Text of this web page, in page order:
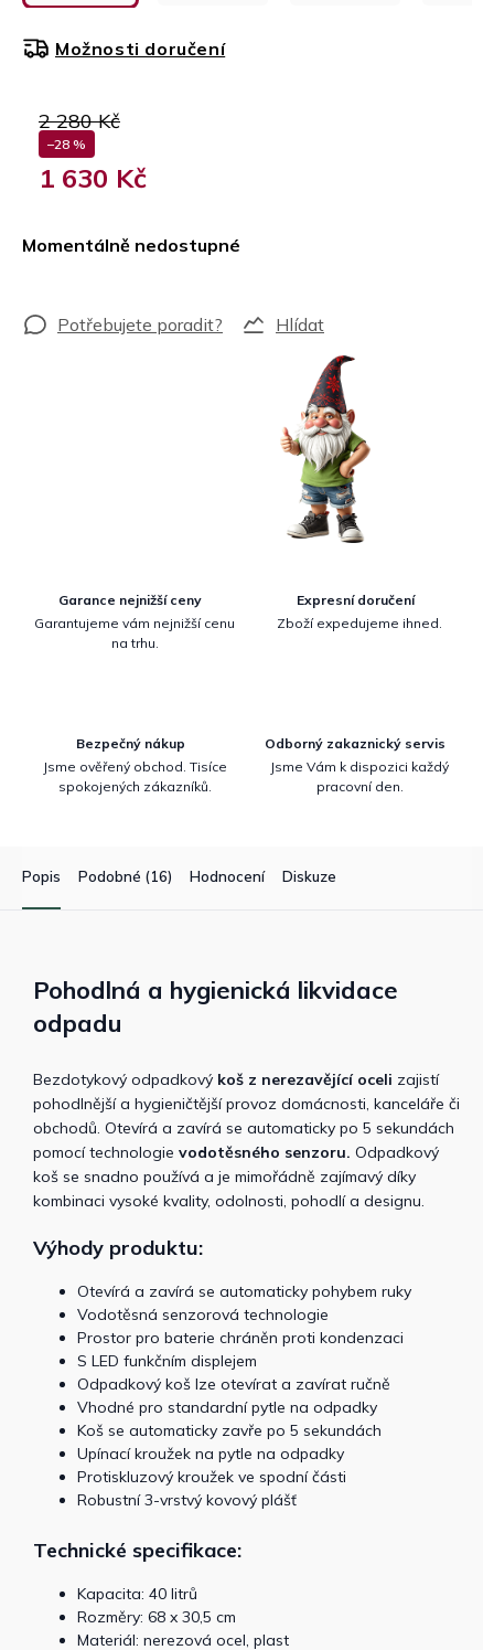
2 280 Kč
–28 %
1 630 Kč
Momentálně nedostupné
Možnosti doručení
Hlídat
Garance nejnižší ceny
Garantujeme vám nejnižší cenu
na trhu.
Expresní doručení
Zboží expedujeme ihned.
Bezpečný nákup
Jsme ověřený obchod. Tisíce
spokojených zákazníků.
Odborný zakaznický servis
Jsme Vám k dispozici každý
pracovní den.
Popis Podobné (16) Hodnocení Diskuze
Pohodlná a hygienická likvidace
odpadu
Bezdotykový odpadkový koš z nerezavějící oceli zajistí
pohodlnější a hygieničtější provoz domácnosti, kanceláře či
obchodů. Otevírá a zavírá se automaticky po 5 sekundách
pomocí technologie vodotěsného senzoru. Odpadkový
koš se snadno používá a je mimořádně zajímavý díky
kombinaci vysoké kvality, odolnosti, pohodlí a designu.
Výhody produktu:
Otevírá a zavírá se automaticky pohybem ruky
Vodotěsná senzorová technologie
Prostor pro baterie chráněn proti kondenzaci
S LED funkčním displejem
Odpadkový koš lze otevírat a zavírat ručně
Vhodné pro standardní pytle na odpadky
Koš se automaticky zavře po 5 sekundách
Upínací kroužek na pytle na odpadky
Protiskluzový kroužek ve spodní části
Robustní 3-vrstvý kovový plášť
Technické specifikace:
Kapacita: 40 litrů
Rozměry: 68 x 30,5 cm
Materiál: nerezová ocel, plast